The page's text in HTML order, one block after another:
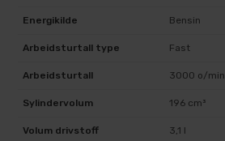
Energikilde Bensin
Arbeidsturtall type Fast
Arbeidsturtall 3000 o/min
Sylindervolum 196 cm³
Volum drivstoff 3,1 l